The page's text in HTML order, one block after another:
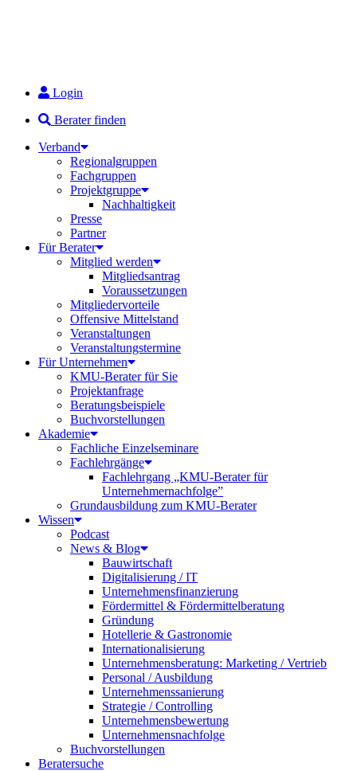
Login
Berater finden
Verband
Regionalgruppen
Fachgruppen
Projektgruppe
Nachhaltigkeit
Presse
Partner
Für Berater
Mitglied werden
Mitgliedsantrag
Voraussetzungen
Mitgliedervorteile
Offensive Mittelstand
Veranstaltungen
Veranstaltungstermine
Für Unternehmen
KMU-Berater für Sie
Projektanfrage
Beratungsbeispiele
Buchvorstellungen
Akademie
Fachliche Einzelseminare
Fachlehrgänge
Fachlehrgang „KMU-Berater für
Unternehmernachfolge”
Grundausbildung zum KMU-Berater
Wissen
Podcast
News & Blog
Bauwirtschaft
Digitalisierung / IT
Unternehmensfinanzierung
Fördermittel & Fördermittelberatung
Gründung
Hotellerie & Gastronomie
Internationalisierung
Unternehmensberatung: Marketing / Vertrieb
Personal / Ausbildung
Unternehmenssanierung
Strategie / Controlling
Unternehmensbewertung
Unternehmensnachfolge
Buchvorstellungen
Beratersuche